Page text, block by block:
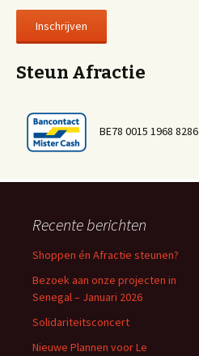
Steun Afractie
BE78 0015 1968 8286
Recente berichten
Shoppen én Afractie steunen?
Bezoek aan onze projecten in
Senegal – Januari 2026
Solidariteitsconcert
Nieuwe Plannen voor Le